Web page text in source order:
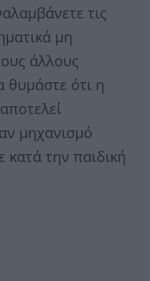
τις
μη
άλλους
ότι η
μηχανισμό
κατά την παιδική